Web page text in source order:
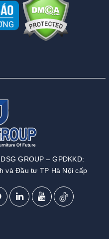
GROUP – GPDKKD:
và Đầu tư TP Hà Nội cấp